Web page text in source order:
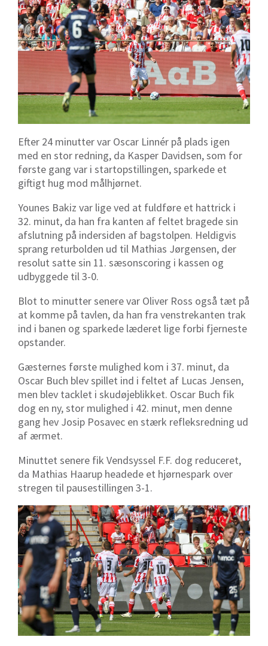
Efter 24 minutter var Oscar Linnér på plads igen
med en stor redning, da Kasper Davidsen, som for
første gang var i startopstillingen, sparkede et
giftigt hug mod målhjørnet.
Younes Bakiz var lige ved at fuldføre et hattrick i
32. minut, da han fra kanten af feltet bragede sin
afslutning på indersiden af bagstolpen. Heldigvis
sprang returbolden ud til Mathias Jørgensen, der
resolut satte sin 11. sæsonscoring i kassen og
udbyggede til 3-0.
Blot to minutter senere var Oliver Ross også tæt på
at komme på tavlen, da han fra venstrekanten trak
ind i banen og sparkede læderet lige forbi fjerneste
opstander.
Gæsternes første mulighed kom i 37. minut, da
Oscar Buch blev spillet ind i feltet af Lucas Jensen,
men blev tacklet i skudøjeblikket. Oscar Buch fik
dog en ny, stor mulighed i 42. minut, men denne
gang hev Josip Posavec en stærk refleksredning ud
af ærmet.
Minuttet senere fik Vendsyssel F.F. dog reduceret,
da Mathias Haarup headede et hjørnespark over
stregen til pausestillingen 3-1.